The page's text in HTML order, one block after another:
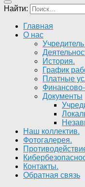
Найти:
Главная
О нас
История.
График
Платные
Финансово-
Документы
Наш коллектив.
Фотогалерея.
Контакты.
Обратная связь